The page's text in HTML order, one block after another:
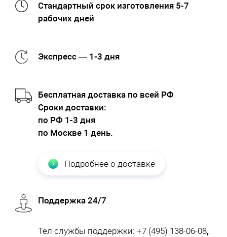
Стандартный срок изготовления 5-7
рабочих дней
Экспресс — 1-3 дня
Бесплатная доставка по всей РФ
Cроки доставки:
по РФ 1-3 дня
по Москве 1 день.
Подробнее о доставке
Поддержка 24/7
Тел службы поддержки: +7 (495) 138-06-08,